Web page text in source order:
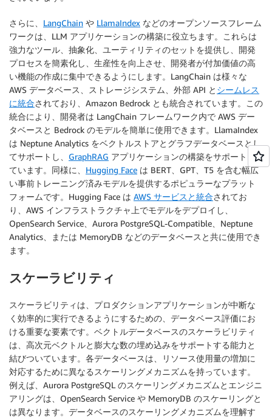
さらに、 LangChain や LlamaIndex などのオープンソースフレーム
ワークは、LLM アプリケーションの構築に役立ちます。これらは
強力なツール、抽象化、ユーティリティのセットを提供し、開発
プロセスを簡素化し、生産性を向上させ、開発者が付加価値の高
い機能の作成に集中できるようにします。LangChain は様々な
AWS データベース、ストレージシステム、外部 API と シームレス
に統合されており、Amazon Bedrock とも統合されています。この
統合により、開発者は LangChain フレームワーク内で AWS デー
タベースと Bedrock のモデルを簡単に使用できます。LlamaIndex
は Neptune Analytics をベクトルストアとグラフデータベースとし
てサポートし、 GraphRAG アプリケーションの構築をサポートし
ています。同様に、 Hugging Face は BERT、GPT、T5 を含む幅広
い事前トレーニング済みモデルを提供するポピュラーなプラット
フォームです。Hugging Face は AWS サービスと統合されてお
り、AWS インフラストラクチャ上でモデルをデプロイし、
OpenSearch Service、Aurora PostgreSQL-Compatible、Neptune
Analytics、または MemoryDB などのデータベースと共に使用でき
ます。
スケーラビリティ
スケーラビリティは、プロダクションアプリケーションが中断な
く効率的に実行できるようにするための、データベース評価にお
ける重要な要素です。ベクトルデータベースのスケーラビリティ
は、高次元ベクトルと膨大な数の埋め込みをサポートする能力と
結びついています。各データベースは、リソース使用量の増加に
対応するために異なるスケーリングメカニズムを持っています。
例えば、Aurora PostgreSQL のスケーリングメカニズムとエンジニ
アリングは、OpenSearch Service や MemoryDB のスケーリングと
は異なります。データベースのスケーリングメカニズムを理解す